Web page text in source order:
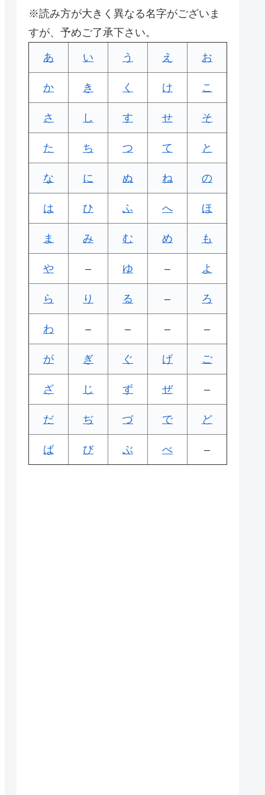
※読み方が大きく異なる名字がございま
すが、予めご了承下さい。
あ い う え お
か き く け こ
さ し す せ そ
た ち つ て と
な に ぬ ね の
は ひ ふ へ ほ
ま み む め も
や – ゆ – よ
ら り る – ろ
わ – – – –
が ぎ ぐ げ ご
ざ じ ず ぜ –
だ ぢ づ で ど
ば び ぶ べ –